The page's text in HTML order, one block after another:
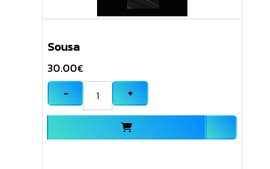
Sousa
30.00€
−
+